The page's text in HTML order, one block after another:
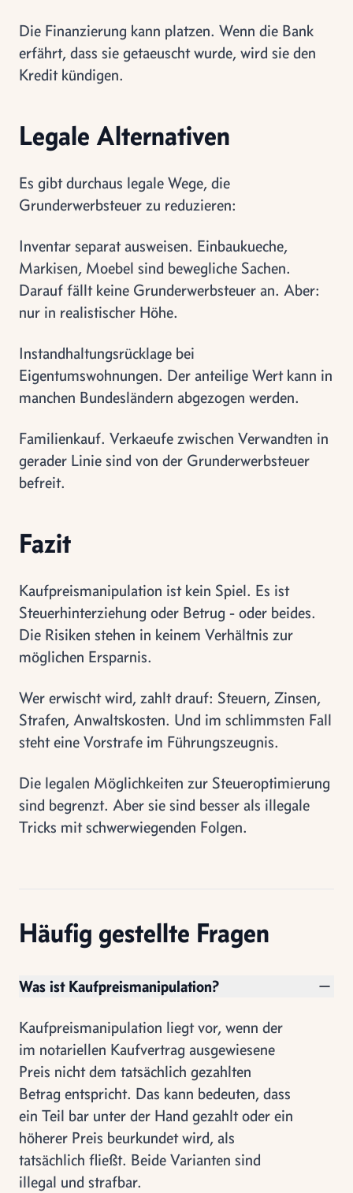
Die Finanzierung kann platzen. Wenn die Bank
erfährt, dass sie getaeuscht wurde, wird sie den
Kredit kündigen.
Legale Alternativen
Es gibt durchaus legale Wege, die
Grunderwerbsteuer zu reduzieren:
Inventar separat ausweisen. Einbaukueche,
Markisen, Moebel sind bewegliche Sachen.
Darauf fällt keine Grunderwerbsteuer an. Aber:
nur in realistischer Höhe.
Instandhaltungsrücklage bei
Eigentumswohnungen. Der anteilige Wert kann in
manchen Bundesländern abgezogen werden.
Familienkauf. Verkaeufe zwischen Verwandten in
gerader Linie sind von der Grunderwerbsteuer
befreit.
Fazit
Kaufpreismanipulation ist kein Spiel. Es ist
Steuerhinterziehung oder Betrug - oder beides.
Die Risiken stehen in keinem Verhältnis zur
möglichen Ersparnis.
Wer erwischt wird, zahlt drauf: Steuern, Zinsen,
Strafen, Anwaltskosten. Und im schlimmsten Fall
steht eine Vorstrafe im Führungszeugnis.
Die legalen Möglichkeiten zur Steueroptimierung
sind begrenzt. Aber sie sind besser als illegale
Tricks mit schwerwiegenden Folgen.
Häufig gestellte Fragen
Was ist Kaufpreismanipulation?
Kaufpreismanipulation liegt vor, wenn der
im notariellen Kaufvertrag ausgewiesene
Preis nicht dem tatsächlich gezahlten
Betrag entspricht. Das kann bedeuten, dass
ein Teil bar unter der Hand gezahlt oder ein
höherer Preis beurkundet wird, als
tatsächlich fließt. Beide Varianten sind
illegal und strafbar.